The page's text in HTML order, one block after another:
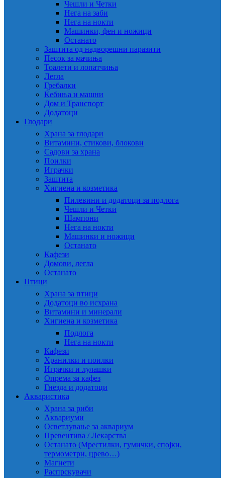
Чешли и Четки
Нега на заби
Нега на нокти
Машинки, фен и ножици
Останато
Заштита од надворешни паразити
Песок за мачиња
Тоалети и лопатчиња
Легла
Гребалки
Ќебиња и машни
Дом и Транспорт
Додатоци
Глодари
Храна за глодари
Витамини, стикови, блокови
Садови за храна
Поилки
Играчки
Заштита
Хигиена и козметика
Пилевини и додатоци за подлога
Чешли и Четки
Шампони
Нега на нокти
Машинки и ножици
Останато
Кафези
Домови, легла
Останато
Птици
Храна за птици
Додатоци во исхрана
Витамини и минерали
Хигиена и козметика
Подлога
Нега на нокти
Кафези
Хранилки и поилки
Играчки и лулашки
Опрема за кафез
Гнезда и додатоци
Акваристика
Храна за риби
Аквариуми
Осветлување за аквариум
Превентива / Лекарства
Останато (Мрестилки, гумички, спојки,
термометри, црево…)
Магнети
Распрскувачи